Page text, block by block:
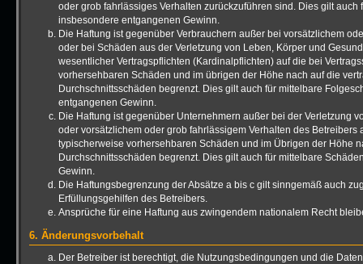
oder grob fahrlässiges Verhalten zurückzuführen sind. Dies gilt
insbesondere entgangenen Gewinn.
Die Haftung ist gegenüber Verbrauchern außer bei vorsätzlichem
oder bei Schäden aus der Verletzung von Leben, Körper und
wesentlicher Vertragspflichten (Kardinalpflichten) auf die bei
vorhersehbaren Schäden und im übrigen der Höhe nach auf die
Durchschnittsschäden begrenzt. Dies gilt auch für mittelbare
entgangenen Gewinn.
Die Haftung ist gegenüber Unternehmern außer bei der Verletzung
oder vorsätzlichem oder grob fahrlässigem Verhalten des Betreibers
typischerweise vorhersehbaren Schäden und im Übrigen der Höhe
Durchschnittsschäden begrenzt. Dies gilt auch für mittelbare
Gewinn.
Die Haftungsbegrenzung der Absätze a bis c gilt sinngemäß auch
Erfüllungsgehilfen des Betreibers.
Ansprüche für eine Haftung aus zwingendem nationalem Recht
6. Änderungsvorbehalt
Der Betreiber ist berechtigt, die Nutzungsbedingungen und die